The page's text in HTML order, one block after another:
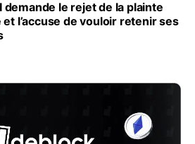
demande le rejet de la plainte
et l’accuse de vouloir retenir ses